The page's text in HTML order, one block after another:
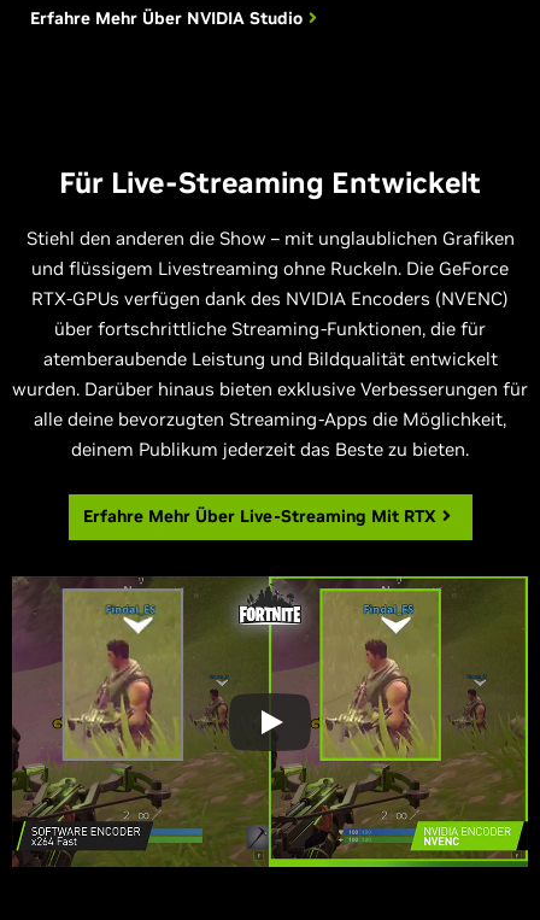
Erfahre Mehr Über NVIDIA Studio
Für Live-Streaming Entwickelt
Stiehl den anderen die Show – mit unglaublichen Grafiken
und flüssigem Livestreaming ohne Ruckeln. Die GeForce
RTX-GPUs verfügen dank des NVIDIA Encoders (NVENC)
über fortschrittliche Streaming-Funktionen, die für
atemberaubende Leistung und Bildqualität entwickelt
wurden. Darüber hinaus bieten exklusive Verbesserungen für
alle deine bevorzugten Streaming-Apps die Möglichkeit,
deinem Publikum jederzeit das Beste zu bieten.
Erfahre Mehr Über Live-Streaming Mit RTX